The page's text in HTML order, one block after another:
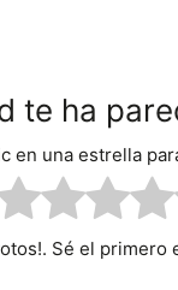
te ha
en una estrella
Sé el